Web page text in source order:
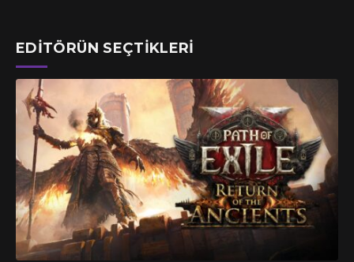
EDITÖRÜN SEÇTIKLERI